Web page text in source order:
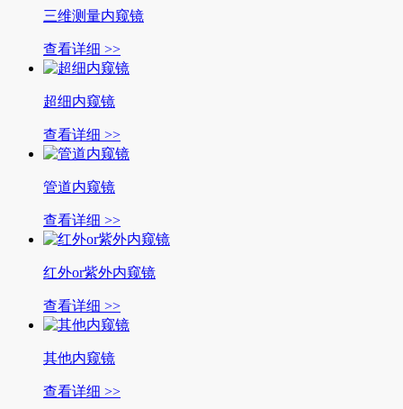
三维测量内窥镜
查看详细 >>
超细内窥镜
查看详细 >>
管道内窥镜
查看详细 >>
红外or紫外内窥镜
查看详细 >>
其他内窥镜
查看详细 >>